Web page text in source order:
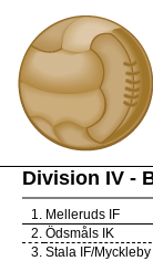
Division IV -
1. Melleruds IF
2. Ödsmåls IK
3. Stala IF/Myckleby